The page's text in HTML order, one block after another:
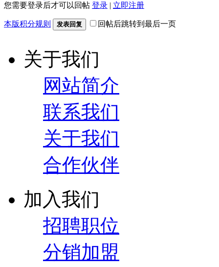
您需要登录后才可以回帖 登录 | 立即注册
本版积分规则 发表回复 回帖后跳转到最后一页
关于我们
网站简介
联系我们
关于我们
合作伙伴
加入我们
招聘职位
分销加盟